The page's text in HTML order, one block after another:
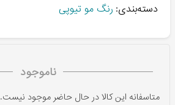
دسته‌بندی: رنگ مو تیوپی
ناموجود
متاسفانه این کالا در حال حاضر موجود نیست.